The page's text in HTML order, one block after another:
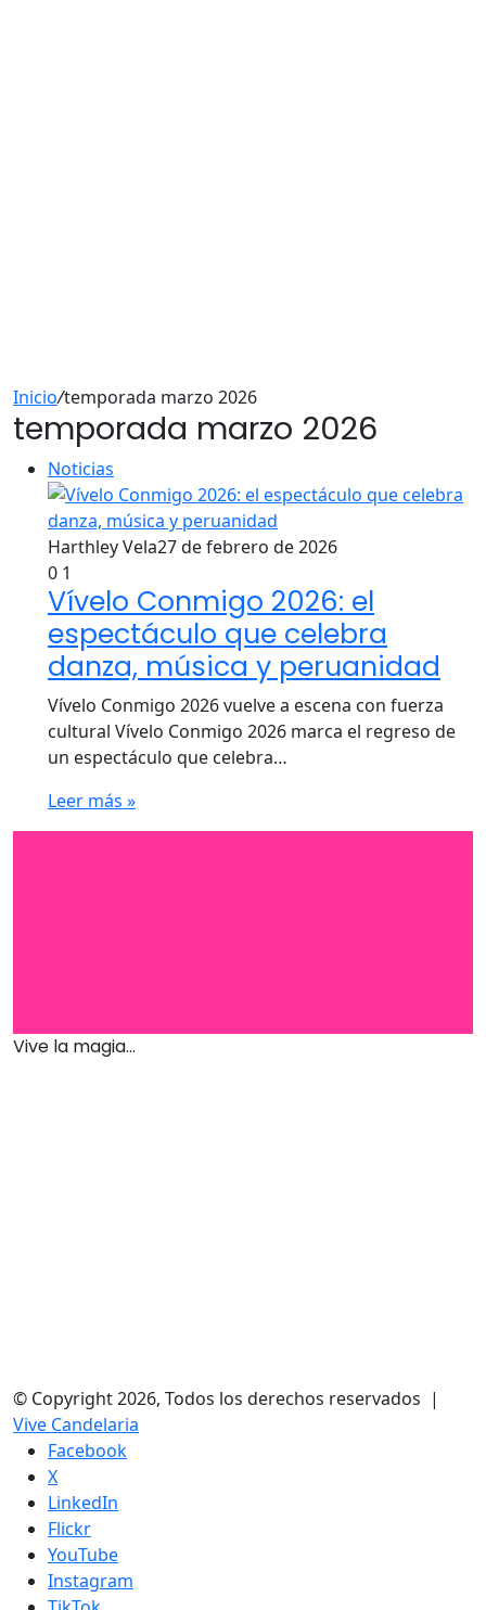
Inicio/temporada marzo 2026
temporada marzo 2026
Noticias
Harthley Vela27 de febrero de 2026
0 1
Vívelo Conmigo 2026: el
espectáculo que celebra
danza, música y peruanidad
Vívelo Conmigo 2026 vuelve a escena con fuerza
cultural Vívelo Conmigo 2026 marca el regreso de
un espectáculo que celebra…
Leer más »
Vive la magia...
© Copyright 2026, Todos los derechos reservados |
Vive Candelaria
Facebook
X
LinkedIn
Flickr
YouTube
Instagram